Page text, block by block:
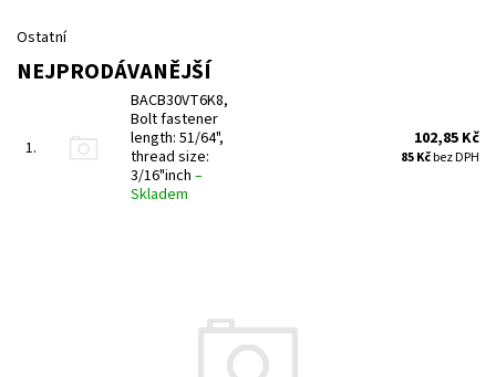
Ostatní
NEJPRODÁVANĚJŠÍ
1.
BACB30VT6K8,
Bolt fastener
length: 51/64",
thread size:
3/16"inch –
Skladem
102,85 Kč
85 Kčbez DPH